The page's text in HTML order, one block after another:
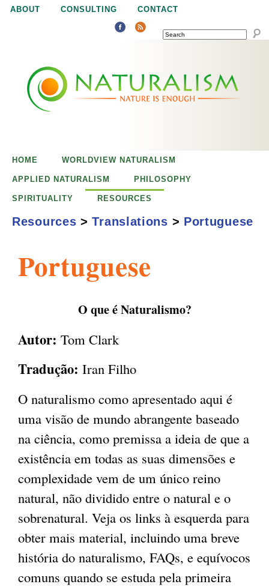
Jump to navigation
ABOUT CONSULTING CONTACT
SEARCH
u
m
Portuguese
O que é Naturalismo?
Autor: Tom Clark
Tradução: Iran Filho
O naturalismo como apresentado aqui é
uma visão de mundo abrangente baseado
na ciência, como premissa a ideia de que a
existência em todas as suas dimensões e
complexidade vem de um único reino
natural, não dividido entre o natural e o
sobrenatural. Veja os links à esquerda para
obter mais material, incluindo uma breve
história do naturalismo, FAQs, e equívocos
comuns quando se estuda pela primeira
HOME WORLDVIEW NATURALISM
APPLIED NATURALISM PHILOSOPHY
SPIRITUALITY RESOURCES
Resources > Translations > Portuguese